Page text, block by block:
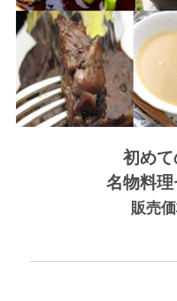
初めて
名物料
販売